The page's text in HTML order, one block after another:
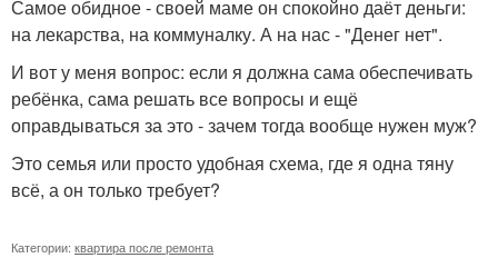
Самое обидное - своей маме он спокойно даёт деньги:
на лекарства, на коммуналку. А на нас - "Денег нет".
И вот у меня вопрос: если я должна сама обеспечивать
ребёнка, сама решать все вопросы и ещё
оправдываться за это - зачем тогда вообще нужен муж?
Это семья или просто удобная схема, где я одна тяну
всё, а он только требует?
Категории: квартира после ремонта